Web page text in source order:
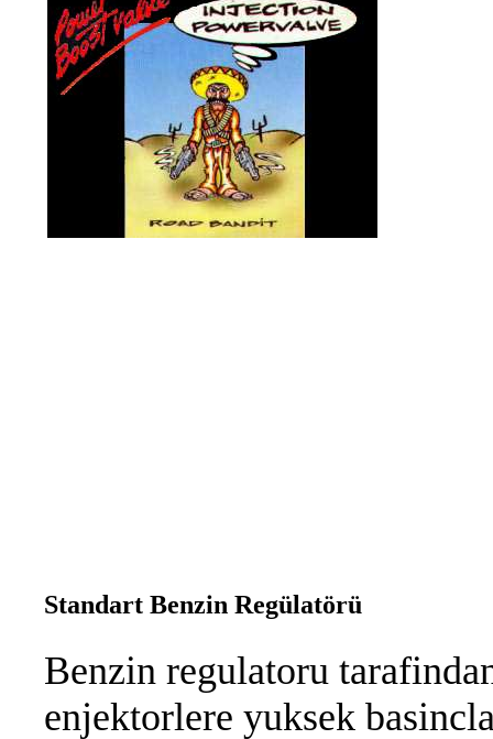
Standart Benzin Regülatörü
Benzin regulatoru
enjektorlere yuksek